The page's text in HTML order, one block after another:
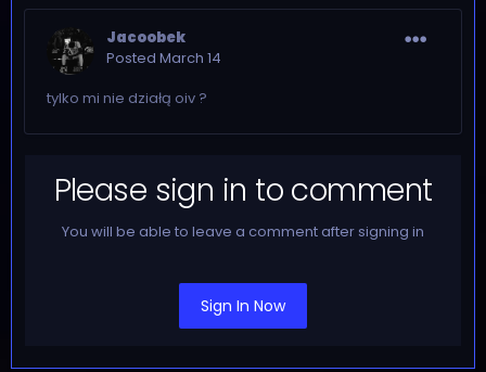
Jacoobek
Posted March 14
tylko mi nie działą oiv ?
Please sign in to comment
You will be able to leave a comment after signing in
Sign In Now